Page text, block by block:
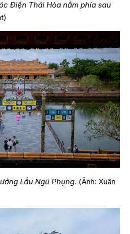
Điện Thái Hòa nằm phía sau
Lầu Ngũ Phụng. (Ảnh: Xuân